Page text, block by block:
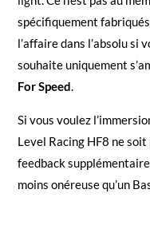
spécifiquement
l’affaire dans l’absolu si
souhaite uniquement
For Speed.
Si vous voulez
Level Racing HF8 ne
feedback
moins onéreuse qu’un